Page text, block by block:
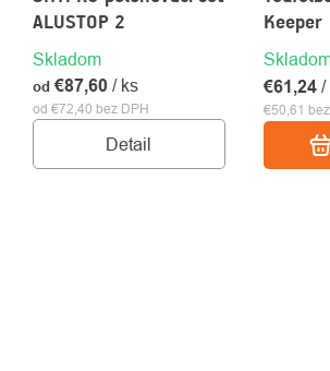
ALUSTOP 2
Skladom
od €72,40 bez DPH
od €87,60 / ks
Detail
Keeper
€50,61
€61,24 /